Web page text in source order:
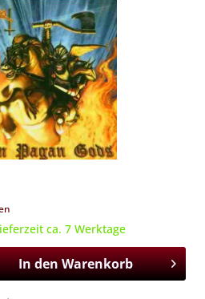
ca. 7 Werktage
In denWarenkorb